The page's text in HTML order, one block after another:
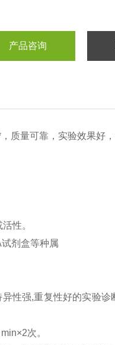
产品咨询
质量可靠，实验效果好
性。
试剂盒等种属
异性强,重复性好的实验诊
×2次。